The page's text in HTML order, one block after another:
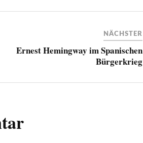
NÄCHSTER
Ernest Hemingway im Spanischen
Bürgerkrieg